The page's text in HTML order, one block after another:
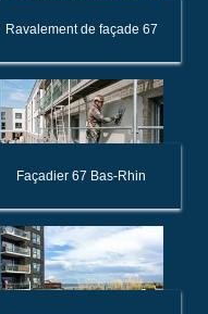
Ravalement de façade 67
Façadier 67 Bas-Rhin